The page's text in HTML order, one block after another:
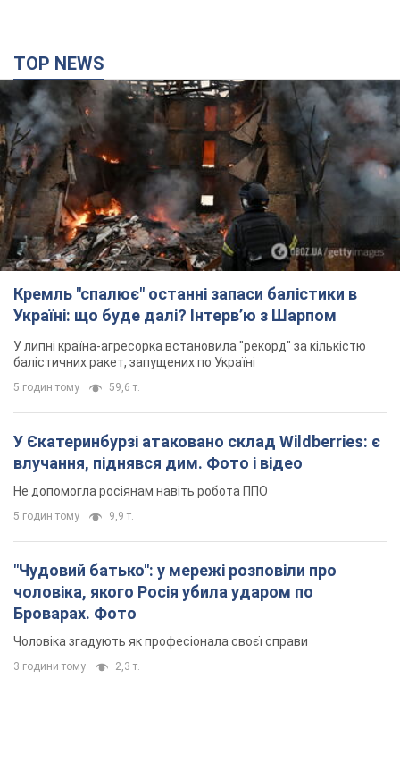
TOP NEWS
Кремль "спалює" останні запаси балістики в
Україні: що буде далі? Інтерв’ю з Шарпом
У липні країна-агресорка встановила "рекорд" за кількістю
балістичних ракет, запущених по Україні
5 годин тому 59,6 т.
У Єкатеринбурзі атаковано склад Wildberries: є
влучання, піднявся дим. Фото і відео
Не допомогла росіянам навіть робота ППО
5 годин тому 9,9 т.
"Чудовий батько": у мережі розповіли про
чоловіка, якого Росія убила ударом по
Броварах. Фото
Чоловіка згадують як професіонала своєї справи
3 години тому 2,3 т.